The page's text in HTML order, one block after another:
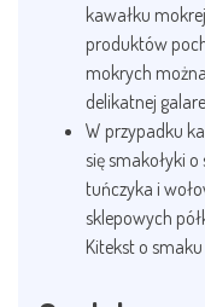
kawałku
produktów
mokrych
delikatnej
W przypadku
się smakołyki
tuńczyka i
sklepowych
Kitekst o